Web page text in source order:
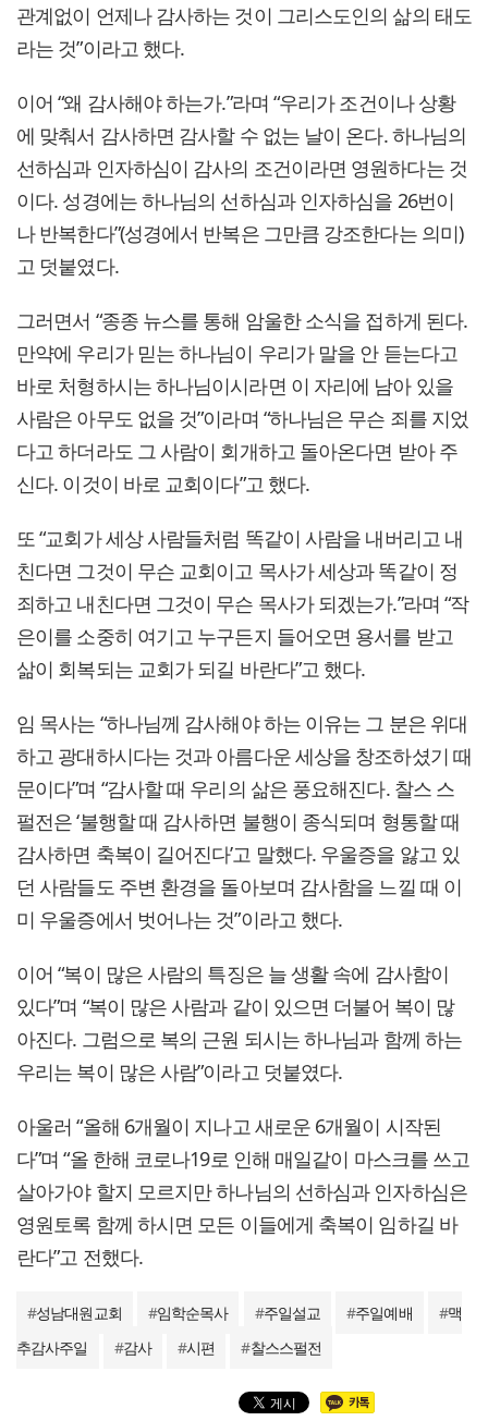
관계없이 언제나 감사하는 것이 그리스도인의 삶의 태도
라는 것”이라고 했다.
이어 “왜 감사해야 하는가.”라며 “우리가 조건이나 상황
에 맞춰서 감사하면 감사할 수 없는 날이 온다. 하나님의
선하심과 인자하심이 감사의 조건이라면 영원하다는 것
이다. 성경에는 하나님의 선하심과 인자하심을 26번이
나 반복한다”(성경에서 반복은 그만큼 강조한다는 의미)
고 덧붙였다.
그러면서 “종종 뉴스를 통해 암울한 소식을 접하게 된다.
만약에 우리가 믿는 하나님이 우리가 말을 안 듣는다고
바로 처형하시는 하나님이시라면 이 자리에 남아 있을
사람은 아무도 없을 것”이라며 “하나님은 무슨 죄를 지었
다고 하더라도 그 사람이 회개하고 돌아온다면 받아 주
신다. 이것이 바로 교회이다”고 했다.
또 “교회가 세상 사람들처럼 똑같이 사람을 내버리고 내
친다면 그것이 무슨 교회이고 목사가 세상과 똑같이 정
죄하고 내친다면 그것이 무슨 목사가 되겠는가.”라며 “작
은이를 소중히 여기고 누구든지 들어오면 용서를 받고
삶이 회복되는 교회가 되길 바란다”고 했다.
임 목사는 “하나님께 감사해야 하는 이유는 그 분은 위대
하고 광대하시다는 것과 아름다운 세상을 창조하셨기 때
문이다”며 “감사할 때 우리의 삶은 풍요해진다. 찰스 스
펄전은 ‘불행할 때 감사하면 불행이 종식되며 형통할 때
감사하면 축복이 길어진다’고 말했다. 우울증을 앓고 있
던 사람들도 주변 환경을 돌아보며 감사함을 느낄 때 이
미 우울증에서 벗어나는 것”이라고 했다.
이어 “복이 많은 사람의 특징은 늘 생활 속에 감사함이
있다”며 “복이 많은 사람과 같이 있으면 더불어 복이 많
아진다. 그럼으로 복의 근원 되시는 하나님과 함께 하는
우리는 복이 많은 사람”이라고 덧붙였다.
아울러 “올해 6개월이 지나고 새로운 6개월이 시작된
다”며 “올 한해 코로나19로 인해 매일같이 마스크를 쓰고
살아가야 할지 모르지만 하나님의 선하심과 인자하심은
영원토록 함께 하시면 모든 이들에게 축복이 임하길 바
란다”고 전했다.
#성남대원교회 #임학순목사 #주일설교 #주일예배 #맥
추감사주일
#감사 #시편 #찰스스펄전